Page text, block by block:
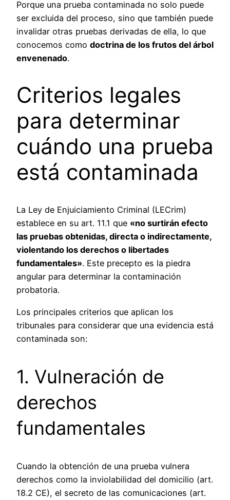
Porque una prueba contaminada no solo puede
ser excluida del proceso, sino que también puede
invalidar otras pruebas derivadas de ella, lo que
conocemos como doctrina de los frutos del árbol
envenenado.
Criterios legales
para determinar
cuándo una prueba
está contaminada
La Ley de Enjuiciamiento Criminal (LECrim)
establece en su art. 11.1 que «no surtirán efecto
las pruebas obtenidas, directa o indirectamente,
violentando los derechos o libertades
fundamentales». Este precepto es la piedra
angular para determinar la contaminación
probatoria.
Los principales criterios que aplican los
tribunales para considerar que una evidencia está
contaminada son:
1. Vulneración de
derechos
fundamentales
Cuando la obtención de una prueba vulnera
derechos como la inviolabilidad del domicilio (art.
18.2 CE), el secreto de las comunicaciones (art.